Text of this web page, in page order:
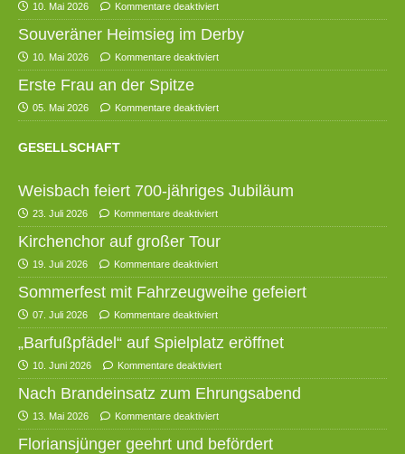
10. Mai 2026 Kommentare deaktiviert
Souveräner Heimsieg im Derby
10. Mai 2026 Kommentare deaktiviert
Erste Frau an der Spitze
05. Mai 2026 Kommentare deaktiviert
GESELLSCHAFT
Weisbach feiert 700-jähriges Jubiläum
23. Juli 2026 Kommentare deaktiviert
Kirchenchor auf großer Tour
19. Juli 2026 Kommentare deaktiviert
Sommerfest mit Fahrzeugweihe gefeiert
07. Juli 2026 Kommentare deaktiviert
„Barfußpfädel“ auf Spielplatz eröffnet
10. Juni 2026 Kommentare deaktiviert
Nach Brandeinsatz zum Ehrungsabend
13. Mai 2026 Kommentare deaktiviert
Floriansjünger geehrt und befördert